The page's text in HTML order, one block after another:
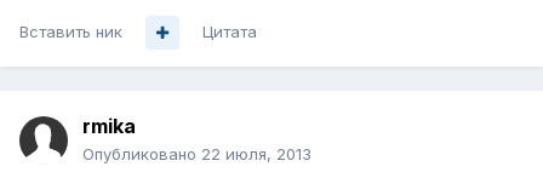
Вставить ник Цитата
rmika
Опубликовано 22 июля, 2013